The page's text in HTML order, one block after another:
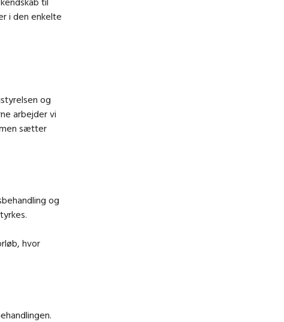
i den enkelte
og
arbejder vi
sætter
og
hvor